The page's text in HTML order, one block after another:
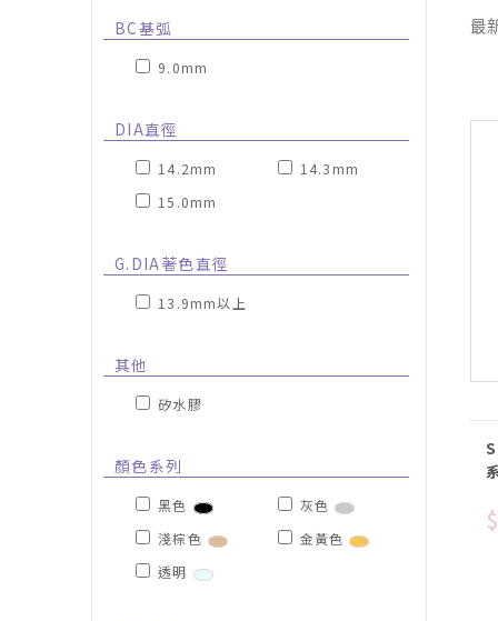
BC基弧
9.0mm
DIA直徑
14.2mm
14.3mm
15.0mm
G.DIA著色直徑
13.9mm以上
其他
矽水膠
顏色系列
黑色
灰色
淺棕色
金黃色
透明
最